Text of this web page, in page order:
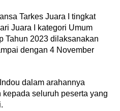
Tarkes Juara I tingkat
Juara I kategori Umum
Tahun 2023 dilaksanakan
dengan 4 November
dalam arahannya
seluruh peserta yang